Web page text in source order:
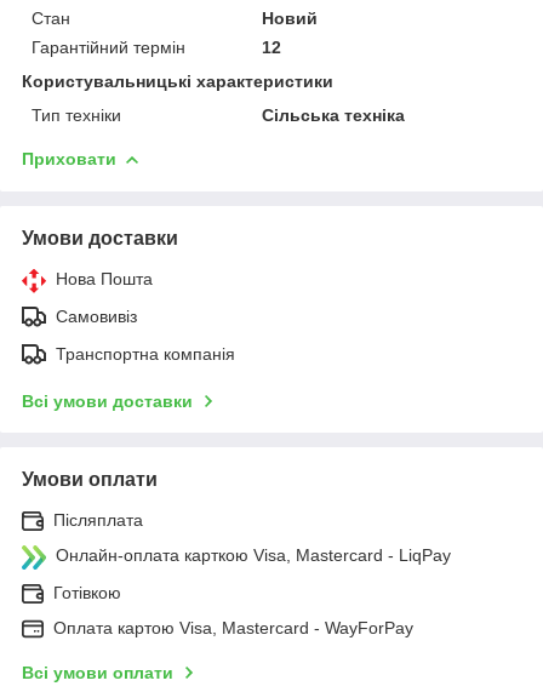
Стан
Новий
Гарантійний термін
12
Користувальницькі характеристики
Тип техніки
Сільська техніка
Приховати
Умови доставки
Нова Пошта
Самовивіз
Транспортна компанія
Всі умови доставки
Умови оплати
Післяплата
Онлайн-оплата карткою Visa, Mastercard - LiqPay
Готівкою
Оплата картою Visa, Mastercard - WayForPay
Всі умови оплати